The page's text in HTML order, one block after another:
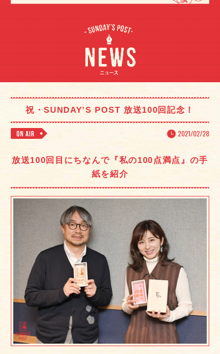
祝・SUNDAY’S POST 放送100回記念！
2021/02/28
放送100回目にちなんで『私の100点満点』の手
紙を紹介